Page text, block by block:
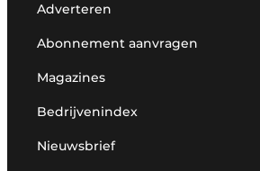
Adverteren
Abonnement aanvragen
Magazines
Bedrijvenindex
Nieuwsbrief